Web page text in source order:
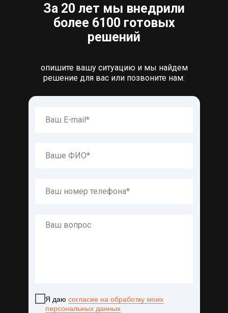
За 20 лет мы внедрили
более 6100 готовых
решений
опишите вашу ситуацию и мы найдем
решение для вас или позвоните нам:
Я даю согласие на обработку моих
персональных данных